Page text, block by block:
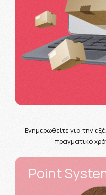
Ενημερωθείτε για την
πραγματικό
Point